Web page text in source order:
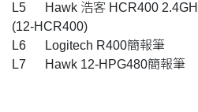
L5 Hawk 浩客 HCR400
(12-HCR400)
L6 Logitech R400簡報
L7 Hawk 12-HPG480簡報